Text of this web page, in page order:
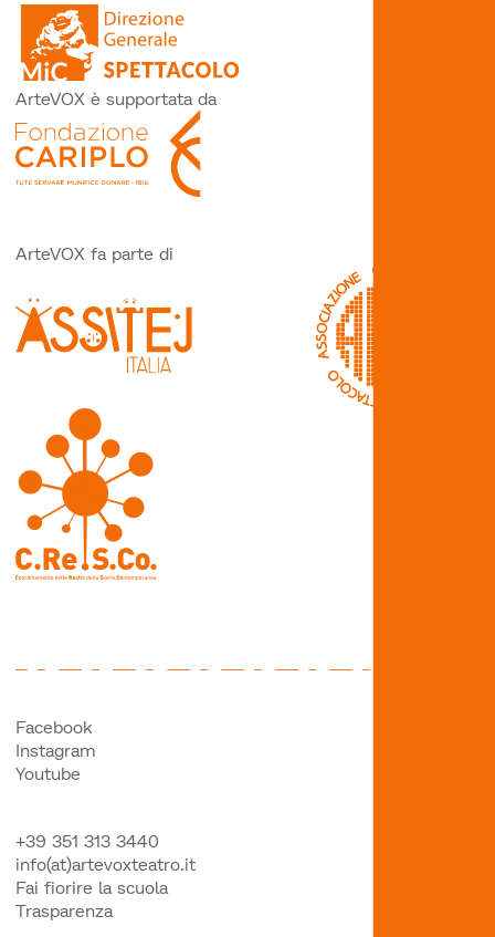
ArteVOX è supportata da
ArteVOX fa parte di
Facebook
Instagram
Youtube
+39 351 313 3440
info(at)artevoxteatro.it
Fai fiorire la scuola
Trasparenza